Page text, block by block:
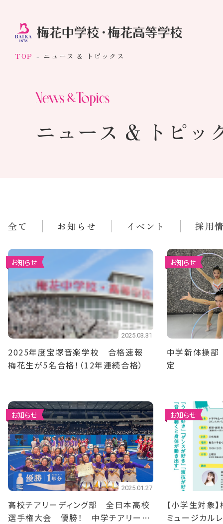
TOP ニュース & トピックス
ニュース & トピッ
全て お知らせ イベント 採用
お知らせ
2025.03.31
2025年度宝塚音楽学校 合格速報
梅花生が5名合格！（12年連続合格）
お知らせ
中学新体操
定
お知らせ
2025.01.27
高校チアリーディング部 全日本高校
選手権大会 優勝！ 中学チアリーデ
お知らせ
【小学生対象
ミュージカル